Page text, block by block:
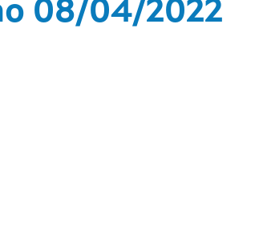
08/04/2022